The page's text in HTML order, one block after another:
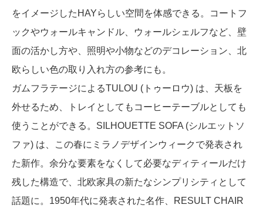
をイメージしたHAYらしい空間を体感できる。コートフ
ックやウォールキャンドル、ウォールシェルフなど、壁
面の活かし方や、照明や小物などのデコレーション、北
欧らしい色の取り入れ方の参考にも。
ガムフラテージによるTULOU (トゥーロウ) は、天板を
外せるため、トレイとしてもコーヒーテーブルとしても
使うことができる。SILHOUETTE SOFA (シルエットソ
ファ) は、この春にミラノデザインウィークで発表され
た新作。余分な要素をなくして必要なディティールだけ
残した構造で、北欧家具の新たなシンプリシティとして
話題に。1950年代に発表された名作、RESULT CHAIR